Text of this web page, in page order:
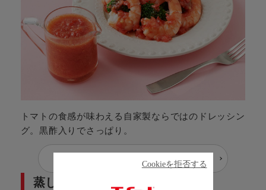
トマトの食感が味わえる自家製ならではのドレッシン
グ。黒酢入りでさっぱり。
蒸し鶏のサラダ
Cookieを拒否する